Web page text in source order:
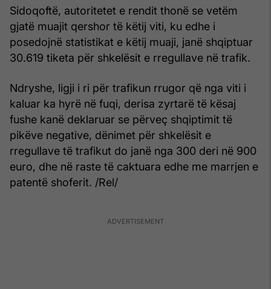
Sidoqoftë, autoritetet e rendit thonë se vetëm
gjatë muajit qershor të këtij viti, ku edhe i
posedojnë statistikat e këtij muaji, janë shqiptuar
30.619 tiketa për shkelësit e rregullave në trafik.
Ndryshe, ligji i ri për trafikun rrugor që nga viti i
kaluar ka hyrë në fuqi, derisa zyrtarë të kësaj
fushe kanë deklaruar se përveç shqiptimit të
pikëve negative, dënimet për shkelësit e
rregullave të trafikut do janë nga 300 deri në 900
euro, dhe në raste të caktuara edhe me marrjen e
patentë shoferit. /Rel/